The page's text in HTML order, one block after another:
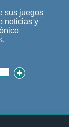
sus juegos
noticias y